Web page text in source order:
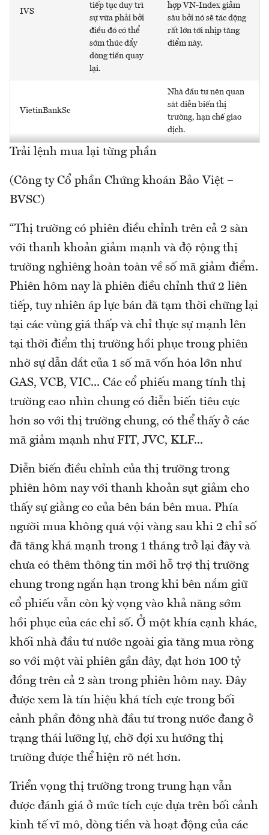
IVS
tiếp tục duy trì
sự vừa phải bởi
điều đó có thể
sớm thúc đẩy
dòng tiền quay
lại.
hợp VN-Index giảm
sâu bởi nó sẽ tác động
rất lớn tới nhịp tăng
điểm này.
VietinBankSc
Nhà đầu tư nên quan
sát diễn biến thị
trường, hạn chế giao
dịch.
Trải lệnh mua lại từng phần
(Công ty Cổ phần Chứng khoán Bảo Việt –
BVSC)
“Thị trường có phiên điều chỉnh trên cả 2 sàn
với thanh khoản giảm mạnh và độ rộng thị
trường nghiêng hoàn toàn về số mã giảm điểm.
Phiên hôm nay là phiên điều chỉnh thứ 2 liên
tiếp, tuy nhiên áp lực bán đã tạm thời chững lại
tại các vùng giá thấp và chỉ thực sự mạnh lên
tại thời điểm thị trường hồi phục trong phiên
nhờ sự dẫn dắt của 1 số mã vốn hóa lớn như
GAS, VCB, VIC... Các cổ phiếu mang tính thị
trường cao nhìn chung có diễn biến tiêu cực
hơn so với thị trường chung, có thể thấy ở các
mã giảm mạnh như FIT, JVC, KLF...
Diễn biến điều chỉnh của thị trường trong
phiên hôm nay với thanh khoản sụt giảm cho
thấy sự giằng co của bên bán bên mua. Phía
người mua không quá vội vàng sau khi 2 chỉ số
đã tăng khá mạnh trong 1 tháng trở lại đây và
chưa có thêm thông tin mới hỗ trợ thị trường
chung trong ngắn hạn trong khi bên nắm giữ
cổ phiếu vẫn còn kỳ vọng vào khả năng sớm
hồi phục của các chỉ số. Ở một khía cạnh khác,
khối nhà đầu tư nước ngoài gia tăng mua ròng
so với một vài phiên gần đây, đạt hơn 100 tỷ
đồng trên cả 2 sàn trong phiên hôm nay. Đây
được xem là tín hiệu khá tích cực trong bối
cảnh phần đông nhà đầu tư trong nước đang ở
trạng thái lưỡng lự, chờ đợi xu hướng thị
trường được thể hiện rõ nét hơn.
Triển vọng thị trường trong trung hạn vẫn
được đánh giá ở mức tích cực dựa trên bối cảnh
kinh tế vĩ mô, dòng tiền và hoạt động của các